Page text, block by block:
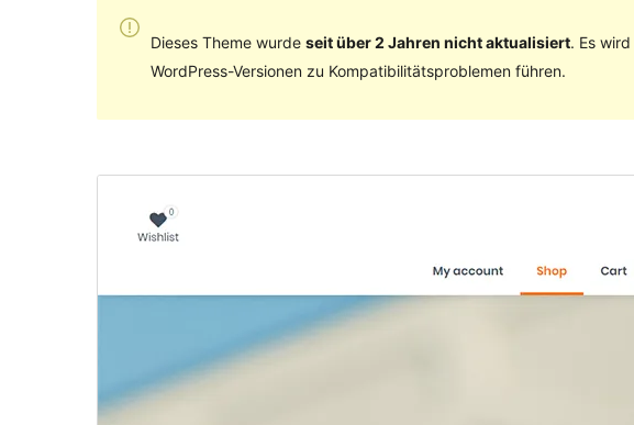
Dieses Theme wurde seit über 2 Jahren nicht aktualisiert. Es
WordPress-Versionen zu Kompatibilitätsproblemen führen.